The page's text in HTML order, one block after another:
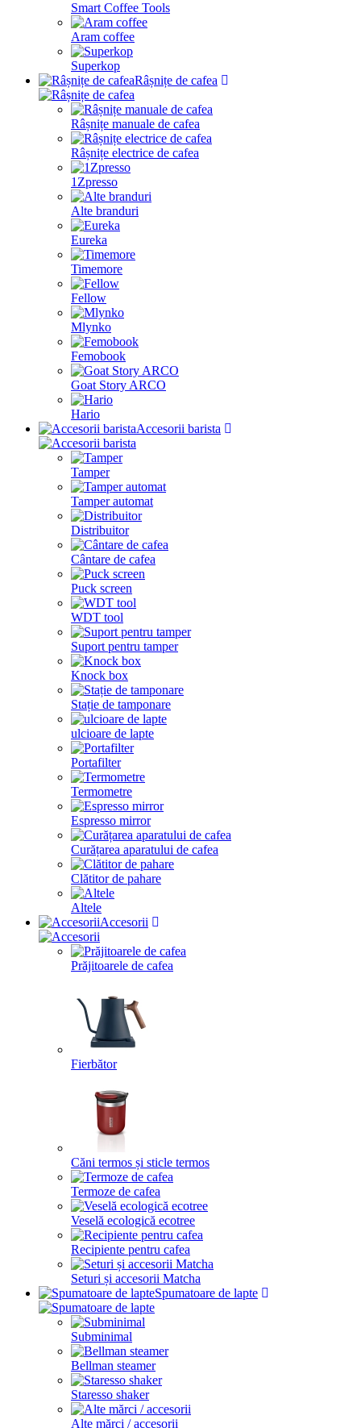
Smart Coffee Tools
Aram coffee
Superkop
Râșnițe de cafea
Râșnițe manuale de cafea
Râșnițe electrice de cafea
1Zpresso
Alte branduri
Eureka
Timemore
Fellow
Mlynko
Femobook
Goat Story ARCO
Hario
Accesorii barista
Tamper
Tamper automat
Distribuitor
Cântare de cafea
Puck screen
WDT tool
Suport pentru tamper
Knock box
Stație de tamponare
ulcioare de lapte
Portafilter
Termometre
Espresso mirror
Curățarea aparatului de cafea
Clătitor de pahare
Altele
Accesorii
Prăjitoarele de cafea
Fierbător
Căni termos și sticle termos
Termoze de cafea
Veselă ecologică ecotree
Recipiente pentru cafea
Seturi și accesorii Matcha
Spumatoare de lapte
Subminimal
Bellman steamer
Staresso shaker
Alte mărci / accesorii